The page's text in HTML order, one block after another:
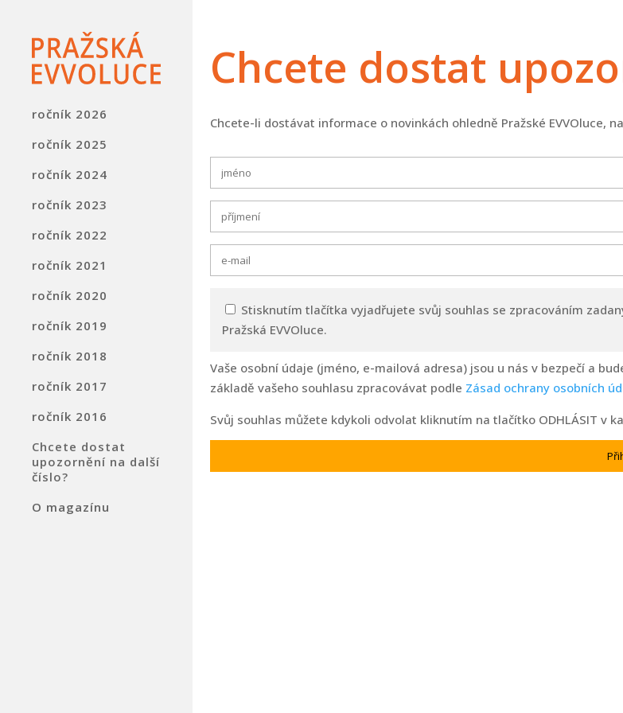
ročník 2026
ročník 2025
ročník 2024
ročník 2023
ročník 2022
ročník 2021
ročník 2020
ročník 2019
ročník 2018
ročník 2017
ročník 2016
Chcete dostat
upozornění na další
číslo?
O magazínu
Chcete dostat
Chcete-li dostávat informace o novinkách ohledně Pražské EVVOluce,
Stisknutím tlačítka vyjadřujete svůj souhlas se zpracováním
Pražská EVVOluce.
Vaše osobní údaje (jméno, e-mailová adresa) jsou u nás v bezpečí a
základě vašeho souhlasu zpracovávat podle Zásad ochrany osobních
Svůj souhlas můžete kdykoli odvolat kliknutím na tlačítko ODHLÁSIT v